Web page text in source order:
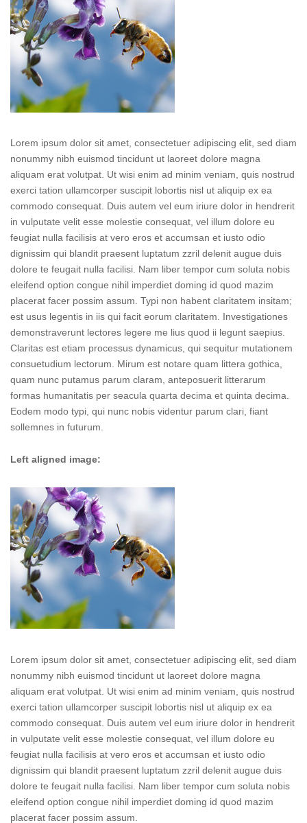
Lorem ipsum dolor sit amet, consectetuer adipiscing elit, sed diam
nonummy nibh euismod tincidunt ut laoreet dolore magna
aliquam erat volutpat. Ut wisi enim ad minim veniam, quis nostrud
exerci tation ullamcorper suscipit lobortis nisl ut aliquip ex ea
commodo consequat. Duis autem vel eum iriure dolor in hendrerit
in vulputate velit esse molestie consequat, vel illum dolore eu
feugiat nulla facilisis at vero eros et accumsan et iusto odio
dignissim qui blandit praesent luptatum zzril delenit augue duis
dolore te feugait nulla facilisi. Nam liber tempor cum soluta nobis
eleifend option congue nihil imperdiet doming id quod mazim
placerat facer possim assum. Typi non habent claritatem insitam;
est usus legentis in iis qui facit eorum claritatem. Investigationes
demonstraverunt lectores legere me lius quod ii legunt saepius.
Claritas est etiam processus dynamicus, qui sequitur mutationem
consuetudium lectorum. Mirum est notare quam littera gothica,
quam nunc putamus parum claram, anteposuerit litterarum
formas humanitatis per seacula quarta decima et quinta decima.
Eodem modo typi, qui nunc nobis videntur parum clari, fiant
sollemnes in futurum.
Left aligned image:
Lorem ipsum dolor sit amet, consectetuer adipiscing elit, sed diam
nonummy nibh euismod tincidunt ut laoreet dolore magna
aliquam erat volutpat. Ut wisi enim ad minim veniam, quis nostrud
exerci tation ullamcorper suscipit lobortis nisl ut aliquip ex ea
commodo consequat. Duis autem vel eum iriure dolor in hendrerit
in vulputate velit esse molestie consequat, vel illum dolore eu
feugiat nulla facilisis at vero eros et accumsan et iusto odio
dignissim qui blandit praesent luptatum zzril delenit augue duis
dolore te feugait nulla facilisi. Nam liber tempor cum soluta nobis
eleifend option congue nihil imperdiet doming id quod mazim
placerat facer possim assum.